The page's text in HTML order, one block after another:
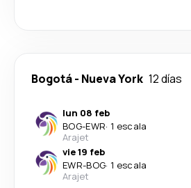
Bogotá- Nueva York 12 días
lun 08 feb
BOG-EWR· 1 escala
Arajet
vie 19 feb
EWR-BOG· 1 escala
Arajet